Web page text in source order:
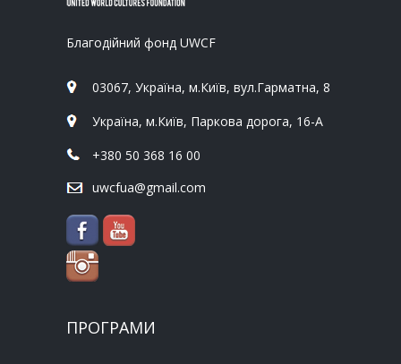
Благодійний фонд UWCF
03067, Україна, м.Київ, вул.Гарматна, 8
Україна, м.Київ, Паркова дорога, 16-А
+380 50 368 16 00
uwcfua@gmail.com
ПРОГРАМИ